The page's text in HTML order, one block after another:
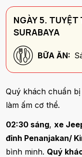
NGÀY 5. TUYỆT
SURABAYA
BỮA ĂN:
Quý khách chuẩn
làm ấm cơ thể.
02:30 sáng, xe
đỉnh Penanjakan/
bình minh. Quý